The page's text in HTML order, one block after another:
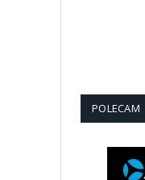
POLECAM